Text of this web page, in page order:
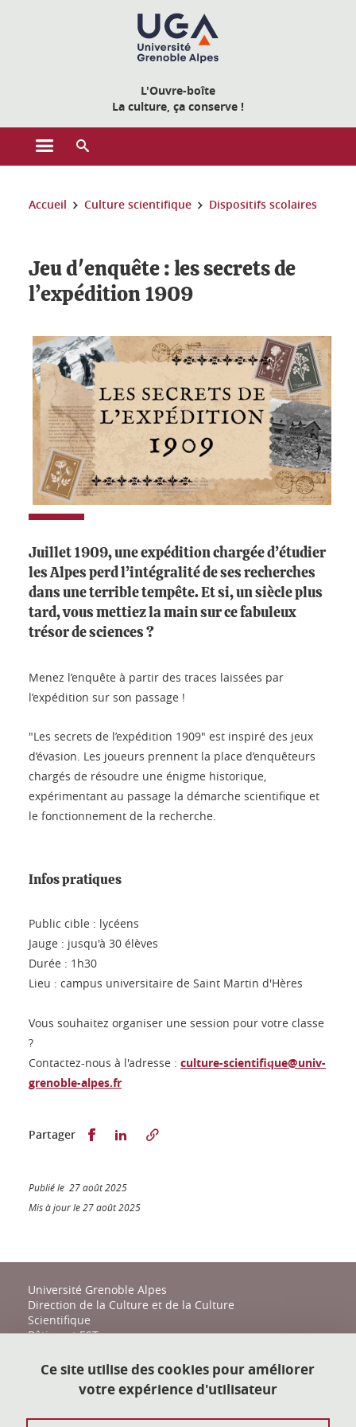
L'Ouvre-boîte
La culture, ça conserve !
Ouvrir le menu principal
Vous êtes ici :
Accueil Culture scientifique Dispositifs scolaires
Jeu d'enquête : les secrets de
l’expédition 1909
Juillet 1909, une expédition chargée d’étudier
les Alpes perd l’intégralité de ses recherches
dans une terrible tempête. Et si, un siècle plus
tard, vous mettiez la main sur ce fabuleux
trésor de sciences ?
Menez l’enquête à partir des traces laissées par
l’expédition sur son passage !
"Les secrets de l’expédition 1909" est inspiré des jeux
d’évasion. Les joueurs prennent la place d’enquêteurs
chargés de résoudre une énigme historique,
expérimentant au passage la démarche scientifique et
le fonctionnement de la recherche.
Infos pratiques
Public cible : lycéens
Jauge : jusqu'à 30 élèves
Durée : 1h30
Lieu : campus universitaire de Saint Martin d'Hères
Vous souhaitez organiser une session pour votre classe
?
Contactez-nous à l'adresse : culture-scientifique@univ-
grenoble-alpes.fr
Partager Partager sur Facebook
Partager sur LinkedIn
Publié le 27 août 2025
Mis à jour le 27 août 2025
Université Grenoble Alpes
Direction de la Culture et de la Culture
Scientifique
Bâtiment EST
38400 Saint-Martin-d'Hères
action-culturelle@univ-grenoble-alpes.fr
Ce site utilise des cookies pour améliorer
votre expérience d'utilisateur